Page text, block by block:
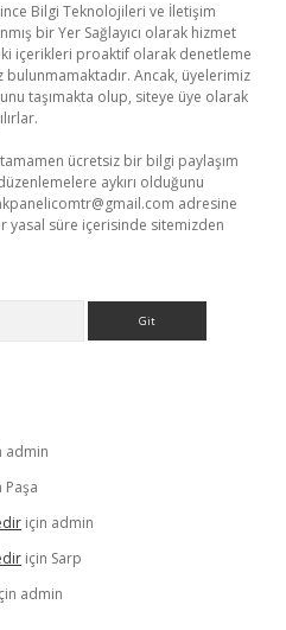
Bilgi Teknolojileri ve İletişim
bir Yer Sağlayıcı olarak hizmet
içerikleri proaktif olarak denetleme
Ancak, üyelerimiz
taşımakta olup, siteye üye olarak
ücretsiz bir bilgi paylaşım
aykırı olduğunu
adresine
yasal süre içerisinde sitemizden
admin
Paşa
için admin
için Sarp
admin